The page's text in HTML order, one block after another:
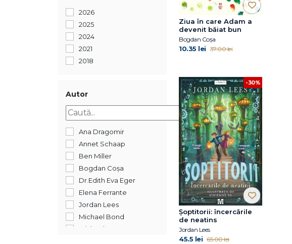
2026
2025
2024
2021
2018
Autor
Ana Dragomir
Annet Schaap
Ben Miller
Bogdan Coșa
Dr.Edith Eva Eger
Elena Ferrante
Jordan Lees
Michael Bond
Michael Morpungo
Ziua în care Adam a
devenit băiat bun
Bogdan Coșa
10.35 lei 37.00 lei
-30%
Şoptitorii: încercările
de neatins
Jordan Lees
45.5 lei 65.00 lei